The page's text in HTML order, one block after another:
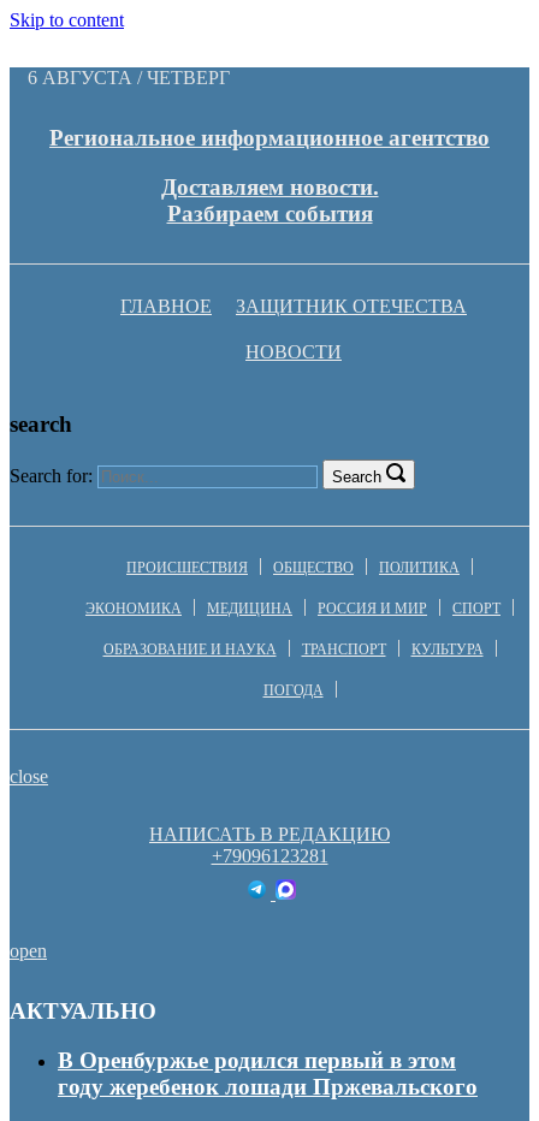
Skip to content
6 АВГУСТА / ЧЕТВЕРГ
Региональное информационное агентство
Доставляем новости.
Разбираем события
ГЛАВНОЕ ЗАЩИТНИК ОТЕЧЕСТВА
НОВОСТИ
search
Search for: Search
ПРОИСШЕСТВИЯ ОБЩЕСТВО ПОЛИТИКА
ЭКОНОМИКА МЕДИЦИНА РОССИЯ И МИР СПОРТ
ОБРАЗОВАНИЕ И НАУКА ТРАНСПОРТ КУЛЬТУРА
ПОГОДА
close
НАПИСАТЬ В РЕДАКЦИЮ
+79096123281
open
АКТУАЛЬНО
В Оренбуржье родился первый в этом
году жеребенок лошади Пржевальского